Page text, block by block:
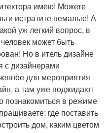
имею! Можете
истратите немалые! А
уж легкий вопрос, в
может быть
Но в итель дизайне
с дизайнерами
для мероприятия
а там уже поджидают
в режиме
где поставить
дом, каким цветом